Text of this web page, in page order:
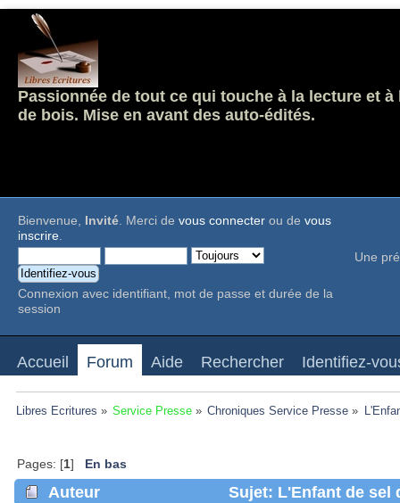
Passionnée de tout ce qui touche à la lecture et
de bois. Mise en avant des auto-édités.
Bienvenue, Invité. Merci de vous connecter ou de vous
inscrire.
Connexion avec identifiant, mot de passe et durée de la
session
Une
Accueil Forum Aide Rechercher Identifiez-
Libres Ecritures » Service Presse» Chroniques Service Presse »
Pages: [1] En bas
Auteur
Sujet: L'Enfant de sel